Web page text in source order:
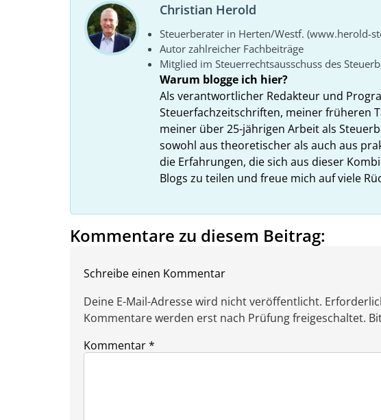
Christian Herold
Steuerberater in Herten/Westf. (www.herold-
Autor zahlreicher Fachbeiträge
Mitglied im Steuerrechtsausschuss des
Warum blogge ich hier?
Als verantwortlicher Redakteur und
Steuerfachzeitschriften, meiner früheren
meiner über 25-jährigen Arbeit als
sowohl aus theoretischer als auch aus
die Erfahrungen, die sich aus dieser
Blogs zu teilen und freue mich auf viele
Kommentare zu diesem Beitrag:
Schreibe einen Kommentar
Deine E-Mail-Adresse wird nicht veröffentlicht.
Kommentare werden erst nach Prüfung freigeschaltet.
Kommentar*